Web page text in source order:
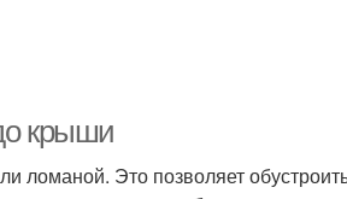
крыши
ломаной. Это позволяет